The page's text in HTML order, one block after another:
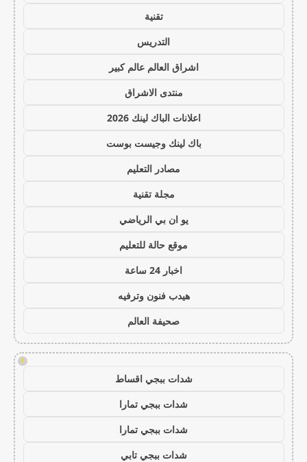
تقنية
التدريس
اشراق العالم عالم كبير
منتدى الاشراق
اعلانات الباك لينك 2026
باك لينك وجيست بوست
مصادر التعليم
مجلة تقنية
يو ان بي الرياضي
موقع حالة للتعليم
اخبار 24 ساعة
هيدب فنون وترفيه
صحيفة العالم
!
شدات ببجي اقساط
شدات ببجي تمارا
شدات ببجي تمارا
شدات ببجي تابي